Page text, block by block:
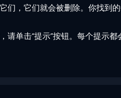
们，它们就会被删除。你找到
请单击“提示”按钮。每个提示